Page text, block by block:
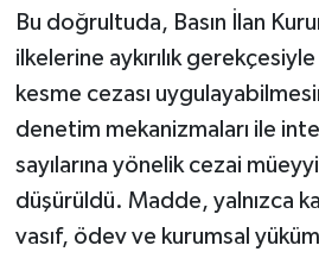
Bu doğrultuda, Basın İlan
ilkelerine aykırılık
kesme cezası
denetim mekanizmaları ile
sayılarına yönelik cezai
düşürüldü. Madde, yalnızca
vasıf, ödev ve kurumsal